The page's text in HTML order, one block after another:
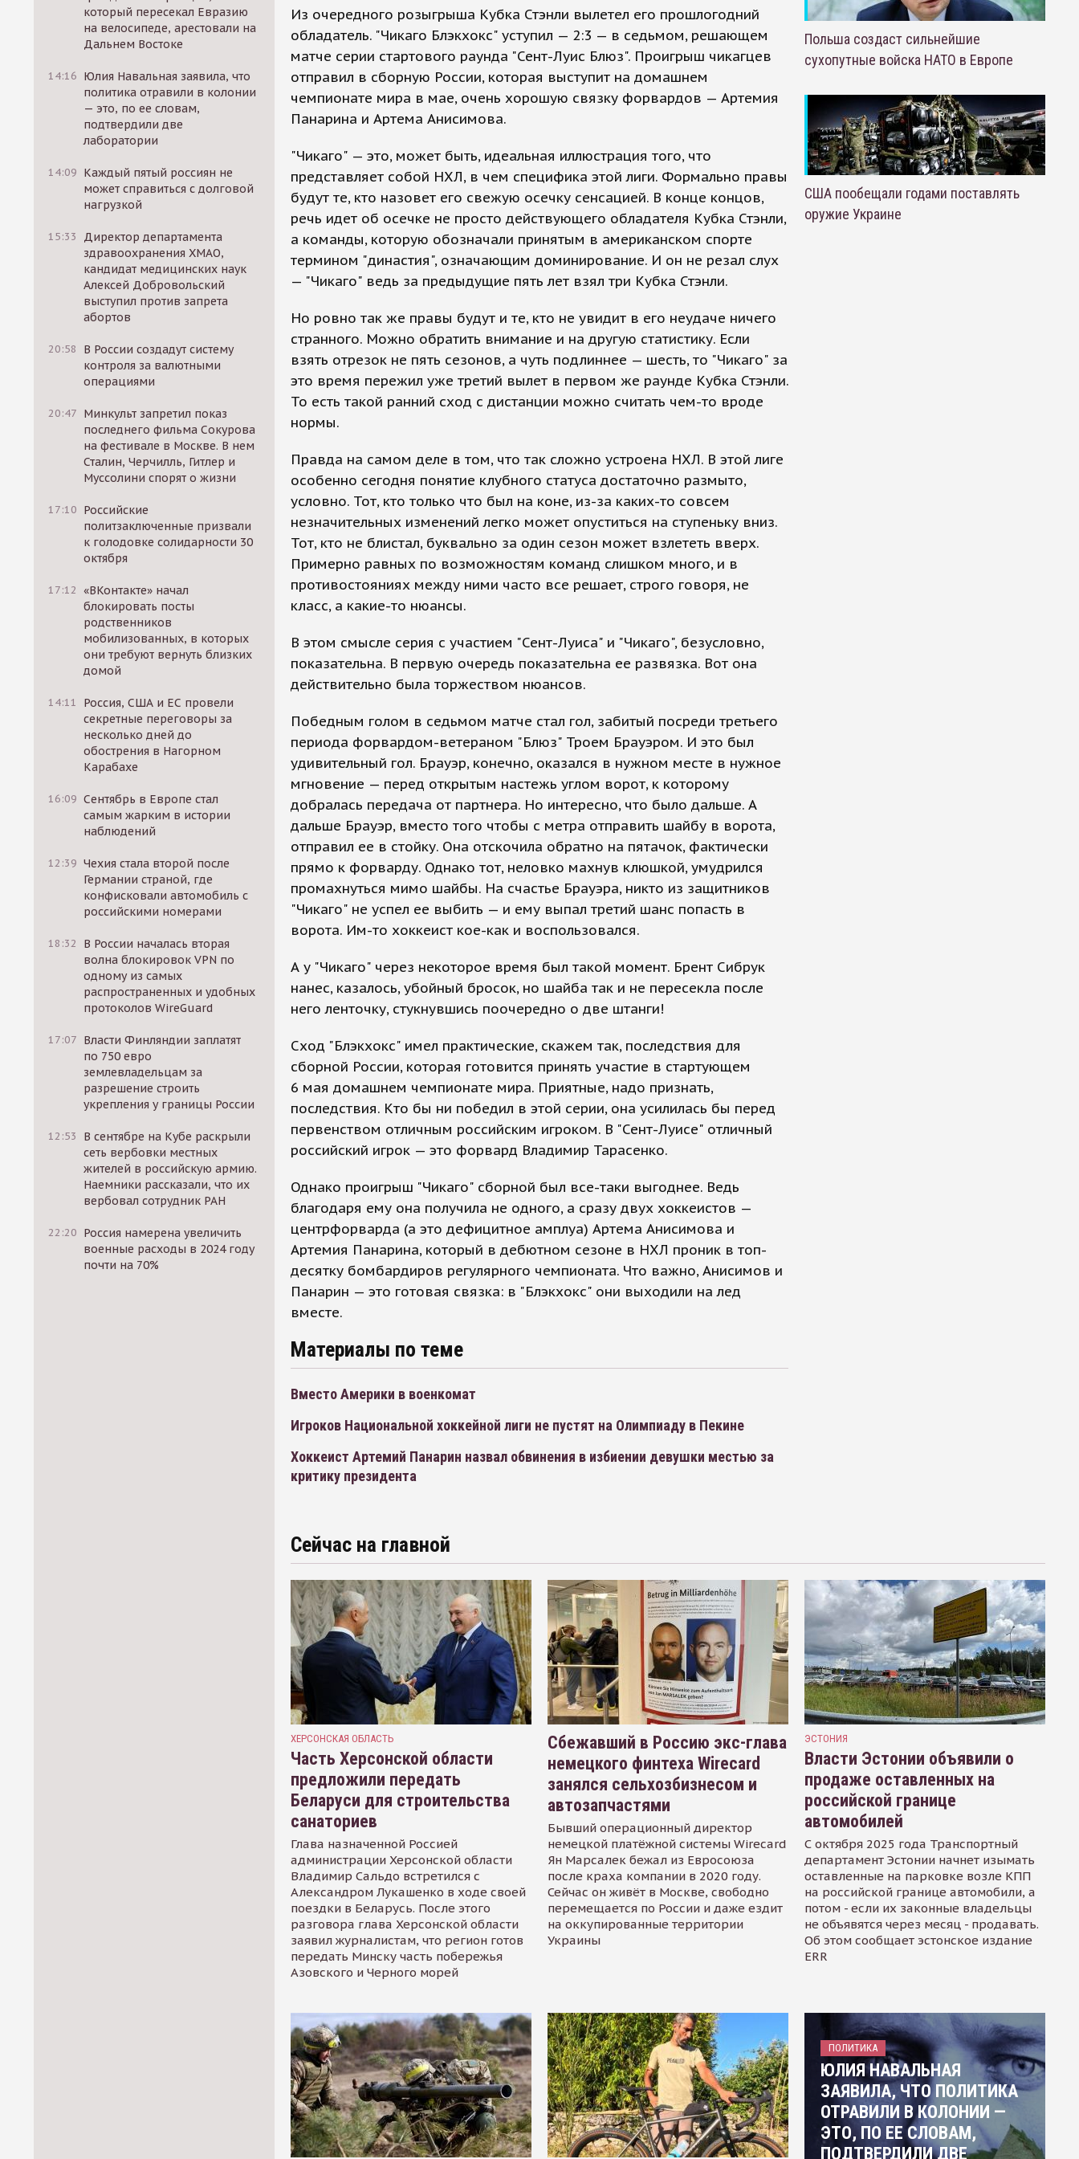
который пересекал Евразию
на велосипеде, арестовали на
Дальнем Востоке
14:16 Юлия Навальная заявила, что
политика отравили в колонии
— это, по ее словам,
подтвердили две
лаборатории
14:09 Каждый пятый россиян не
может справиться с долговой
нагрузкой
15:33
Директор департамента
здравоохранения ХМАО,
кандидат медицинских наук
Алексей Добровольский
выступил против запрета
абортов
20:58
В России создадут систему
контроля за валютными
операциями
20:47 Минкульт запретил показ
последнего фильма Сокурова
на фестивале в Москве. В нем
Сталин, Черчилль, Гитлер и
Муссолини спорят о жизни
17:10 Российские
политзаключенные призвали
к голодовке солидарности 30
октября
17:12 «ВКонтакте» начал
блокировать посты
родственников
мобилизованных, в которых
они требуют вернуть близких
домой
14:11
Россия, США и ЕС провели
секретные переговоры за
несколько дней до
обострения в Нагорном
Карабахе
16:09 Сентябрь в Европе стал
самым жарким в истории
наблюдений
12:39 Чехия стала второй после
Германии страной, где
конфисковали автомобиль с
российскими номерами
18:32
В России началась вторая
волна блокировок VPN по
одному из самых
распространенных и удобных
протоколов WireGuard
17:07 Власти Финляндии заплатят
по 750 евро
землевладельцам за
разрешение строить
укрепления у границы России
12:53
В сентябре на Кубе раскрыли
сеть вербовки местных
жителей в российскую армию.
Наемники рассказали, что их
вербовал сотрудник РАН
22:20 Россия намерена увеличить
военные расходы в 2024 году
почти на 70%
Из очередного розыгрыша Кубка Стэнли вылетел его прошлогодний
обладатель. "Чикаго Блэкхокс" уступил — 2:3 — в седьмом, решающем
матче серии стартового раунда "Сент-Луис Блюз". Проигрыш чикагцев
отправил в сборную России, которая выступит на домашнем
чемпионате мира в мае, очень хорошую связку форвардов — Артемия
Панарина и Артема Анисимова.
"Чикаго" — это, может быть, идеальная иллюстрация того, что
представляет собой НХЛ, в чем специфика этой лиги. Формально правы
будут те, кто назовет его свежую осечку сенсацией. В конце концов,
речь идет об осечке не просто действующего обладателя Кубка Стэнли,
а команды, которую обозначали принятым в американском спорте
термином "династия", означающим доминирование. И он не резал слух
— "Чикаго" ведь за предыдущие пять лет взял три Кубка Стэнли.
Но ровно так же правы будут и те, кто не увидит в его неудаче ничего
странного. Можно обратить внимание и на другую статистику. Если
взять отрезок не пять сезонов, а чуть подлиннее — шесть, то "Чикаго" за
это время пережил уже третий вылет в первом же раунде Кубка Стэнли.
То есть такой ранний сход с дистанции можно считать чем-то вроде
нормы.
Правда на самом деле в том, что так сложно устроена НХЛ. В этой лиге
особенно сегодня понятие клубного статуса достаточно размыто,
условно. Тот, кто только что был на коне, из-за каких-то совсем
незначительных изменений легко может опуститься на ступеньку вниз.
Тот, кто не блистал, буквально за один сезон может взлететь вверх.
Примерно равных по возможностям команд слишком много, и в
противостояниях между ними часто все решает, строго говоря, не
класс, а какие-то нюансы.
В этом смысле серия с участием "Сент-Луиса" и "Чикаго", безусловно,
показательна. В первую очередь показательна ее развязка. Вот она
действительно была торжеством нюансов.
Победным голом в седьмом матче стал гол, забитый посреди третьего
периода форвардом-ветераном "Блюз" Троем Брауэром. И это был
удивительный гол. Брауэр, конечно, оказался в нужном месте в нужное
мгновение — перед открытым настежь углом ворот, к которому
добралась передача от партнера. Но интересно, что было дальше. А
дальше Брауэр, вместо того чтобы с метра отправить шайбу в ворота,
отправил ее в стойку. Она отскочила обратно на пятачок, фактически
прямо к форварду. Однако тот, неловко махнув клюшкой, умудрился
промахнуться мимо шайбы. На счастье Брауэра, никто из защитников
"Чикаго" не успел ее выбить — и ему выпал третий шанс попасть в
ворота. Им-то хоккеист кое-как и воспользовался.
А у "Чикаго" через некоторое время был такой момент. Брент Сибрук
нанес, казалось, убойный бросок, но шайба так и не пересекла после
него ленточку, стукнувшись поочередно о две штанги!
Сход "Блэкхокс" имел практические, скажем так, последствия для
сборной России, которая готовится принять участие в стартующем
6 мая домашнем чемпионате мира. Приятные, надо признать,
последствия. Кто бы ни победил в этой серии, она усилилась бы перед
первенством отличным российским игроком. В "Сент-Луисе" отличный
российский игрок — это форвард Владимир Тарасенко.
Однако проигрыш "Чикаго" сборной был все-таки выгоднее. Ведь
благодаря ему она получила не одного, а сразу двух хоккеистов —
центрфорварда (а это дефицитное амплуа) Артема Анисимова и
Артемия Панарина, который в дебютном сезоне в НХЛ проник в топ-
десятку бомбардиров регулярного чемпионата. Что важно, Анисимов и
Панарин — это готовая связка: в "Блэкхокс" они выходили на лед
вместе.
Материалы по теме
Вместо Америки в военкомат
Игроков Национальной хоккейной лиги не пустят на Олимпиаду в Пекине
Хоккеист Артемий Панарин назвал обвинения в избиении девушки местью за
критику президента
Польша создаст сильнейшие
сухопутные войска НАТО в Европе
США пообещали годами поставлять
оружие Украине
Сейчас на главной
ХЕРСОНСКАЯ ОБЛАСТЬ
Часть Херсонской области
предложили передать
Беларуси для строительства
санаториев
Глава назначенной Россией
администрации Херсонской области
Владимир Сальдо встретился с
Александром Лукашенко в ходе своей
поездки в Беларусь. После этого
разговора глава Херсонской области
заявил журналистам, что регион готов
передать Минску часть побережья
Азовского и Черного морей
Сбежавший в Россию экс-глава
немецкого финтеха Wirecard
занялся сельхозбизнесом и
автозапчастями
Бывший операционный директор
немецкой платёжной системы Wirecard
Ян Марсалек бежал из Евросоюза
после краха компании в 2020 году.
Сейчас он живёт в Москве, свободно
перемещается по России и даже ездит
на оккупированные территории
Украины
ЭСТОНИЯ
Власти Эстонии объявили о
продаже оставленных на
российской границе
автомобилей
С октября 2025 года Транспортный
департамент Эстонии начнет изымать
оставленные на парковке возле КПП
на российской границе автомобили, а
потом - если их законные владельцы
не объявятся через месяц - продавать.
Об этом сообщает эстонское издание
ERR
ПОЛИТИКА
ЮЛИЯ НАВАЛЬНАЯ
ЗАЯВИЛА, ЧТО ПОЛИТИКА
ОТРАВИЛИ В КОЛОНИИ —
ЭТО, ПО ЕЕ СЛОВАМ,
ПОДТВЕРДИЛИ ДВЕ